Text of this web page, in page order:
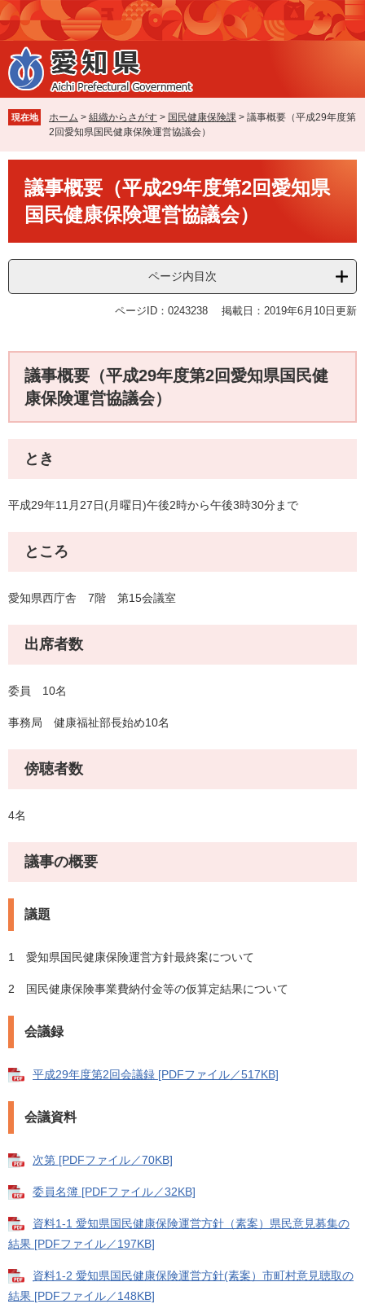
ペ
ー
ジ
の
先
で
す
メ
ニ
ュ
ー
を
ば
し
本
現在地 ホーム > 組織からさがす > 国民健康保険課 > 議事概要（平成29年度第
2回愛知県国民健康保険運営協議会）
議事概要（平成29年度第2回愛知県
国民健康保険運営協議会）
ページ内目次
ページID：0243238 掲載日：2019年6月10日更新
議事概要（平成29年度第2回愛知県国民健
康保険運営協議会）
とき
平成29年11月27日(月曜日)午後2時から午後3時30分まで
ところ
愛知県西庁舎 7階 第15会議室
出席者数
委員 10名
事務局 健康福祉部長始め10名
傍聴者数
4名
議事の概要
議題
1 愛知県国民健康保険運営方針最終案について
2 国民健康保険事業費納付金等の仮算定結果について
会議録
平成29年度第2回会議録 [PDFファイル／517KB]
会議資料
次第 [PDFファイル／70KB]
委員名簿 [PDFファイル／32KB]
資料1-1 愛知県国民健康保険運営方針（素案）県民意見募集の
結果 [PDFファイル／197KB]
資料1-2 愛知県国民健康保険運営方針(素案）市町村意見聴取の
結果 [PDFファイル／148KB]